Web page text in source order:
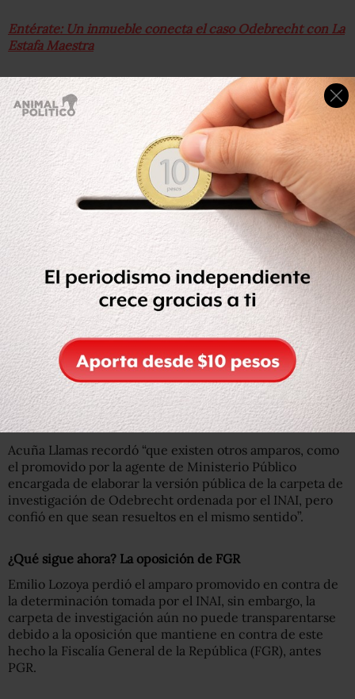
Entérate: Un inmueble conecta el caso Odebrecht con La
Estafa Maestra
“Se abre la posibilidad de realizar un doble escrutinio
ciudadano sobre la actuación de las autoridades para
fomentar el debate abierto sobre asuntos públicamente
relevantes: en un primer nivel, aunque de manera
tangencial, sobre la actuación del ex titular de una de las
empresas productivas del Estado más relevantes del país
dada la actividad estratégica que gestiona; y, en un
segundo nivel, de manera directa, sobre la actuación de
las autoridades encargadas de investigar cualquier
ilicitud cometida por aquél durante su cargo”, señala la
sentencia.
Esta sentencia es un avance importante para
transparentar el actuar de las autoridades,en un caso
que representa “la mancha más grande de corrupción de
la que se tiene noticia hasta nuestros días”, dijo el
Comisionado Presidente del Instituto Nacional de
Transparencia, Acceso a la Información y Protección de
Datos Personales, Francisco Javier Acuña Llamas, de
acuerdo con un comunicado.
Acuña Llamas recordó “que existen otros amparos, como
el promovido por la agente de Ministerio Público
encargada de elaborar la versión pública de la carpeta de
investigación de Odebrecht ordenada por el INAI, pero
confió en que sean resueltos en el mismo sentido”.
¿Qué sigue ahora? La oposición de FGR
Emilio Lozoya perdió el amparo promovido en contra de
la determinación tomada por el INAI, sin embargo, la
carpeta de investigación aún no puede transparentarse
debido a la oposición que mantiene en contra de este
hecho la Fiscalía General de la República (FGR), antes
PGR.